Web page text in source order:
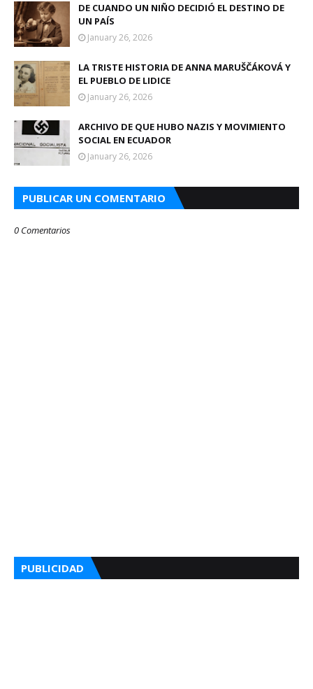
DE CUANDO UN NIÑO DECIDIÓ EL DESTINO DE
UN PAÍS
January 26, 2026
LA TRISTE HISTORIA DE ANNA MARUŠČÁKOVÁ Y
EL PUEBLO DE LIDICE
January 26, 2026
ARCHIVO DE QUE HUBO NAZIS Y MOVIMIENTO
SOCIAL EN ECUADOR
January 26, 2026
PUBLICAR UN COMENTARIO
0 Comentarios
PUBLICIDAD